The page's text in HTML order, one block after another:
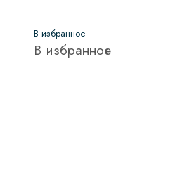
В избранное
В избранное